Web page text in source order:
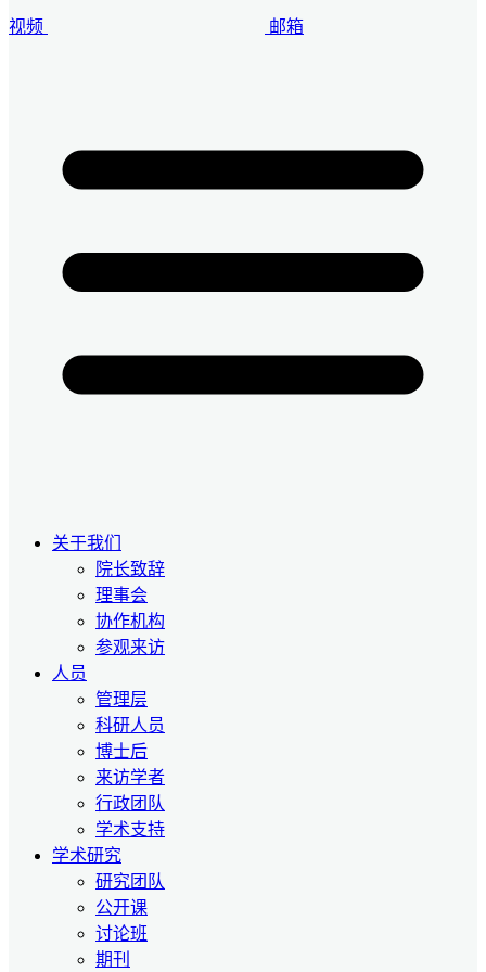
视频 邮箱
关于我们
院长致辞
理事会
协作机构
参观来访
人员
管理层
科研人员
博士后
来访学者
行政团队
学术支持
学术研究
研究团队
公开课
讨论班
期刊